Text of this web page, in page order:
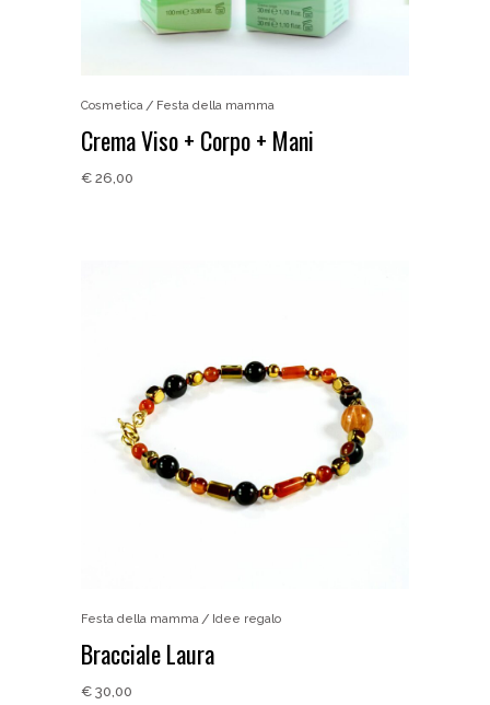
Cosmetica Festa della mamma
Crema Viso + Corpo + Mani
€ 26,00
Festa della mamma Idee regalo
Bracciale Laura
€ 30,00